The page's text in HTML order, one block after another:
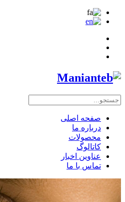
صفحه اصلی
درباره ما
محصولات
کاتالوگ
عناوین اخبار
تماس با ما